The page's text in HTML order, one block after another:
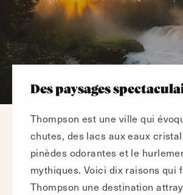
Des paysages
Thompson est une ville qui
chutes, des lacs aux eaux
pinèdes odorantes et le
mythiques. Voici dix raisons qui
Thompson une destination